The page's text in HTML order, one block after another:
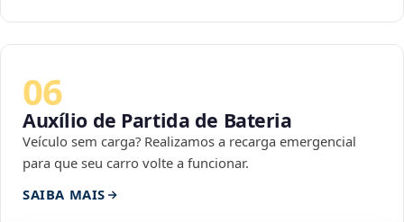
06
Auxílio de Partida de Bateria
Veículo sem carga? Realizamos a recarga emergencial
para que seu carro volte a funcionar.
SAIBA MAIS